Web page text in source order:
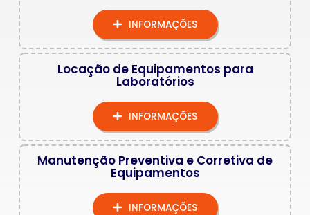
INFORMAÇÕES
Locação de Equipamentos para
Laboratórios
INFORMAÇÕES
Manutenção Preventiva e Corretiva de
Equipamentos
INFORMAÇÕES